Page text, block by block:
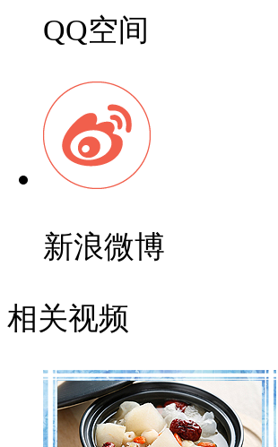
QQ空间
新浪微博
相关视频